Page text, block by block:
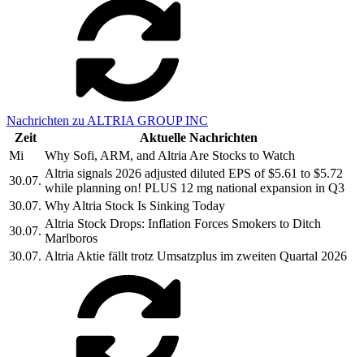
Nachrichten zu ALTRIA GROUP INC
Zeit
Aktuelle Nachrichten
Mi
Why Sofi, ARM, and Altria Are Stocks to Watch
30.07.
Altria signals 2026 adjusted diluted EPS of $5.61 to $5.72
while planning on! PLUS 12 mg national expansion in Q3
30.07. Why Altria Stock Is Sinking Today
30.07.
Altria Stock Drops: Inflation Forces Smokers to Ditch
Marlboros
30.07. Altria Aktie fällt trotz Umsatzplus im zweiten Quartal 2026